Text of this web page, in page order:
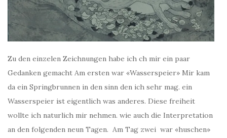
Zu den einzelen Zeichnungen habe ich ch mir ein paar
Gedanken gemacht Am ersten war «Wasserspeier» Mir kam
da ein Springbrunnen in den sinn den ich sehr mag. ein
Wasserspeier ist eigentlich was anderes. Diese freiheit
wollte ich naturlich mir nehmen. wie auch die Interpretation
an den folgenden neun Tagen. Am Tag zwei war «huschen»